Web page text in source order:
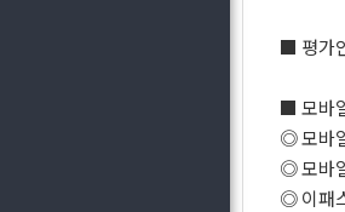
■ 평가
■ 모바
◎ 모바
◎ 모바
◎ 이패